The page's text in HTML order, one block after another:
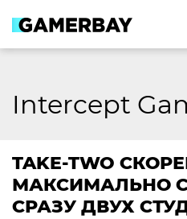
content
Intercept
TAKE-TWO
МАКСИМАЛЬНО
СРАЗУ ДВУХ